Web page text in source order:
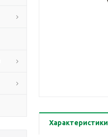
Характеристики